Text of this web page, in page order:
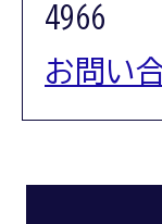
4966
お問い